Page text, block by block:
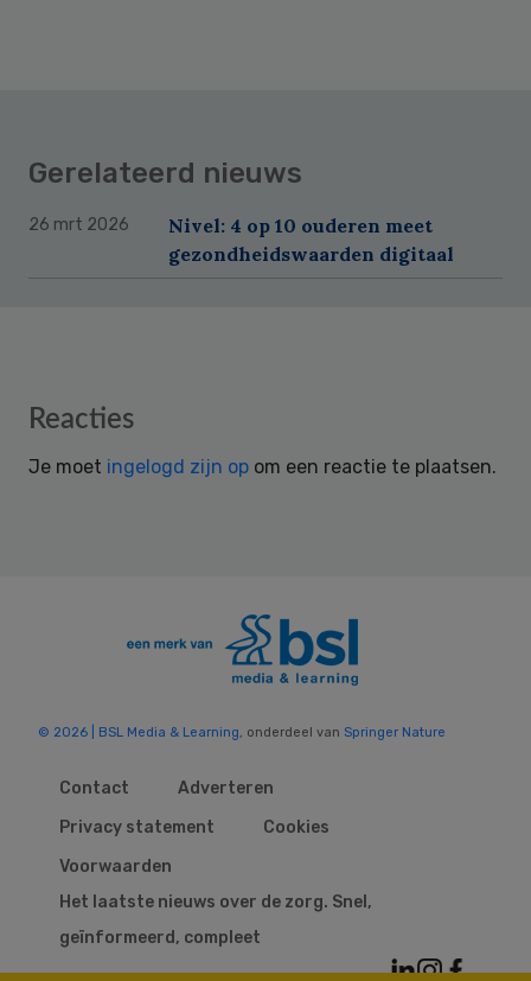
Gerelateerd nieuws
26 mrt 2026
Nivel: 4 op 10 ouderen meet
gezondheidswaarden digitaal
Reader
Reacties
Je moet ingelogd zijn op om een reactie te plaatsen.
© 2026 | BSL Media & Learning, onderdeel van Springer Nature
Contact
Adverteren
Privacy statement
Cookies
Voorwaarden
Het laatste nieuws over de zorg. Snel,
geïnformeerd, compleet